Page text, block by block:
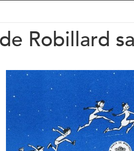
Robillard